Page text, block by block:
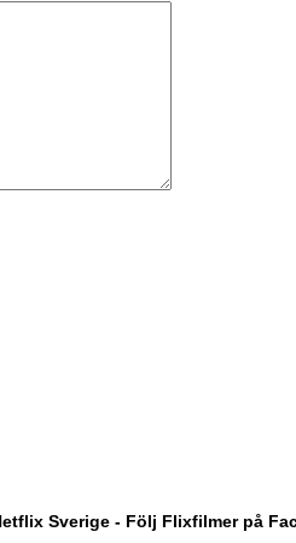
Sverige - Följ Flixfilmer på